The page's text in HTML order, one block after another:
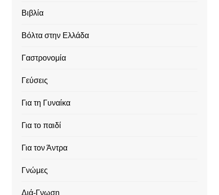
Βιβλία
Βόλτα στην Ελλάδα
Γαστρονομία
Γεύσεις
Για τη Γυναίκα
Για το παιδί
Για τον Άντρα
Γνώμες
Διά-Γνωση